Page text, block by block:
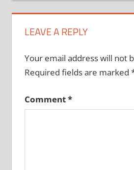
LEAVE A REPLY
Your email address will not
Required fields are marked
Comment*